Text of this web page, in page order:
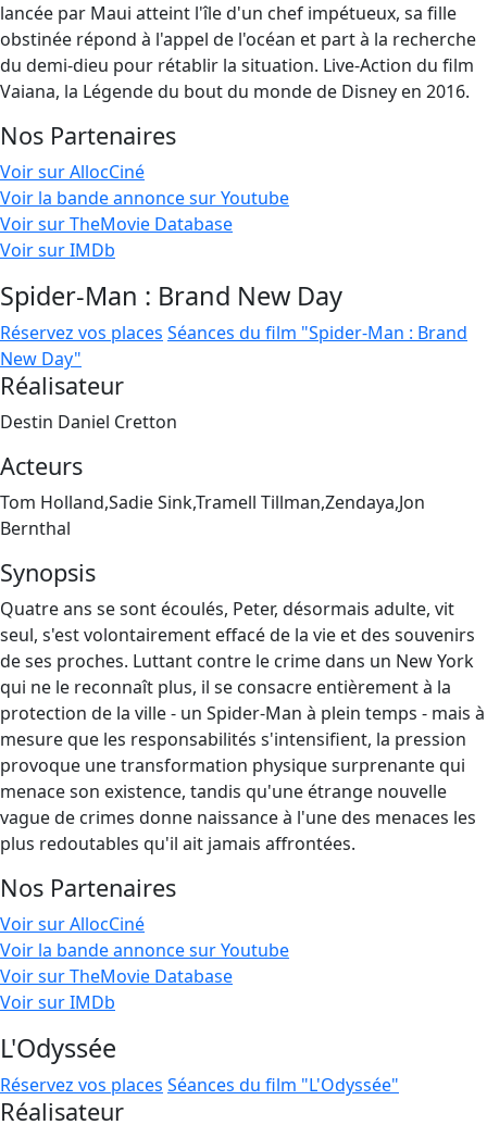
lancée par Maui atteint l'île d'un chef impétueux, sa fille
obstinée répond à l'appel de l'océan et part à la recherche
du demi-dieu pour rétablir la situation. Live-Action du film
Vaiana, la Légende du bout du monde de Disney en 2016.
Nos Partenaires
Voir sur AllocCiné
Voir la bande annonce sur Youtube
Voir sur TheMovie Database
Voir sur IMDb
Spider-Man : Brand New Day
Réservez vos places Séances du film "Spider-Man : Brand
New Day"
Réalisateur
Destin Daniel Cretton
Acteurs
Tom Holland,Sadie Sink,Tramell Tillman,Zendaya,Jon
Bernthal
Synopsis
Quatre ans se sont écoulés, Peter, désormais adulte, vit
seul, s'est volontairement effacé de la vie et des souvenirs
de ses proches. Luttant contre le crime dans un New York
qui ne le reconnaît plus, il se consacre entièrement à la
protection de la ville - un Spider-Man à plein temps - mais à
mesure que les responsabilités s'intensifient, la pression
provoque une transformation physique surprenante qui
menace son existence, tandis qu'une étrange nouvelle
vague de crimes donne naissance à l'une des menaces les
plus redoutables qu'il ait jamais affrontées.
Nos Partenaires
Voir sur AllocCiné
Voir la bande annonce sur Youtube
Voir sur TheMovie Database
Voir sur IMDb
L'Odyssée
Réservez vos places Séances du film "L'Odyssée"
Réalisateur